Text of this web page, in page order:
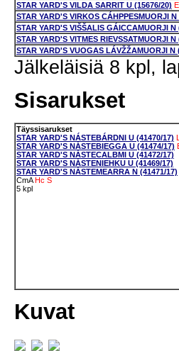
STAR YARD'S VILDA SARRIT U (15676/20) E
STAR YARD'S VIRKOS CÁHPPESMUORJI N
STAR YARD'S VIŠŠALIS GÁICCAMUORJI N
STAR YARD'S VITMES RIEVSSATMUORJI N
STAR YARD'S VUOGAS LÁVŽŽAMUORJI N
Jälkeläisiä 8 kpl,
Sisarukset
Täyssisarukset
STAR YARD'S NÁSTEBÁRDNI U (41470/17) L
STAR YARD'S NÁSTEBIEGGA U (41474/17)
STAR YARD'S NÁSTECALBMI U (41472/17)
STAR YARD'S NÁSTENIEHKU U (41469/17)
STAR YARD'S NÁSTEMEARRA N (41471/17)
CmA Hc S
5 kpl
Kuvat